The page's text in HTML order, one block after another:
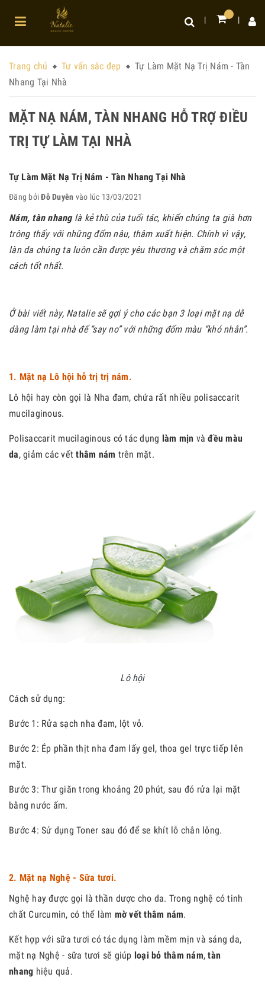
Trang chủ Tư vấn sắc đẹp
Tự Làm Mặt Nạ Trị Nám - Tàn
Nhang Tại Nhà
MẶT NẠ NÁM, TÀN NHANG HỖ TRỢ ĐIỀU
TRỊ TỰ LÀM TẠI NHÀ
Tự Làm Mặt Nạ Trị Nám - Tàn Nhang Tại Nhà
Đăng bởiĐỗ Duyên vào lúc 13/03/2021
Nám, tàn nhanglà kẻ thù của tuổi tác, khiến chúng ta già hơn
trông thấy với những đốm nâu, thâm xuất hiện. Chính vì vậy,
làn da chúng ta luôn cần được yêu thương và chăm sóc một
cách tốt nhất.
Ở bài viết này, Natalie sẽ gợi ý cho các bạn 3 loại mặt nạ dễ
dàng làm tại nhà để “say no” với những đốm màu “khó nhằn”.
1. Mặt nạ Lô hội hỗ trị trị nám.
Lô hội hay còn gọi là Nha đam, chứa rất nhiều polisaccarit
mucilaginous.
Polisaccarit mucilaginous có tác dụng làm mịn vàđều màu
da, giảm các vết thâm nám trên mặt.
Lô hội
Cách sử dụng:
Bước 1: Rửa sạch nha đam, lột vỏ.
Bước 2: Ép phần thịt nha đam lấy gel, thoa gel trực tiếp lên
mặt.
Bước 3: Thư giãn trong khoảng 20 phút, sau đó rửa lại mặt
bằng nước ấm.
Bước 4: Sử dụng Toner sau đó để se khít lỗ chân lông.
2. Mặt nạ Nghệ - Sữa tươi.
Nghệ hay được gọi là thần dược cho da. Trong nghệ có tinh
chất Curcumin, có thể làm mờ vết thâm nám.
Kết hợp với sữa tươi có tác dụng làm mềm mịn và sáng da,
mặt nạ Nghệ - sữa tươi sẽ giúp loại bỏ thâm nám, tàn
nhang hiệu quả.